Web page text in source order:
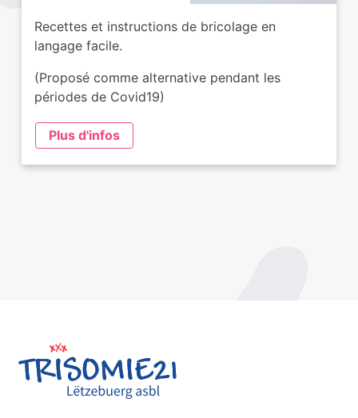
Recettes et instructions de bricolage en
langage facile.
(Proposé comme alternative pendant les
périodes de Covid19)
Plus d'infos